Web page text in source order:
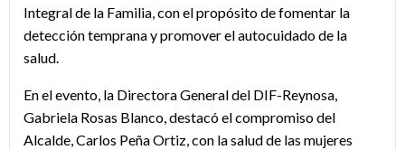
Integral de la Familia, con el propósito de fomentar la
detección temprana y promover el autocuidado de la
salud.
En el evento, la Directora General del DIF-Reynosa,
Gabriela Rosas Blanco, destacó el compromiso del
Alcalde, Carlos Peña Ortiz, con la salud de las mujeres